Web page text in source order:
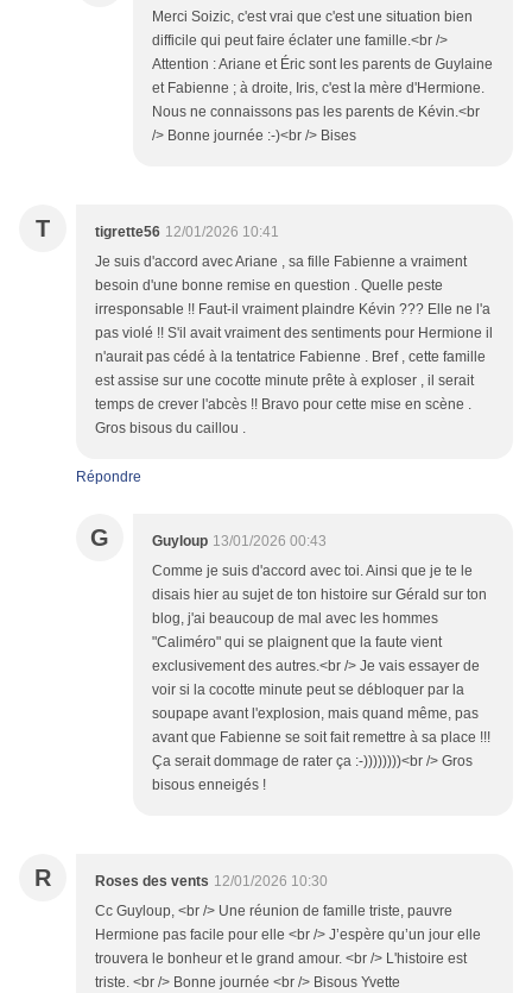
Merci Soizic, c'est vrai que c'est une situation bien
difficile qui peut faire éclater une famille.<br />
Attention : Ariane et Éric sont les parents de Guylaine
et Fabienne ; à droite, Iris, c'est la mère d'Hermione.
Nous ne connaissons pas les parents de Kévin.<br
/> Bonne journée :-)<br /> Bises
T tigrette56 12/01/2026 10:41
Je suis d'accord avec Ariane , sa fille Fabienne a vraiment
besoin d'une bonne remise en question . Quelle peste
irresponsable !! Faut-il vraiment plaindre Kévin ??? Elle ne l'a
pas violé !! S'il avait vraiment des sentiments pour Hermione il
n'aurait pas cédé à la tentatrice Fabienne . Bref , cette famille
est assise sur une cocotte minute prête à exploser , il serait
temps de crever l'abcès !! Bravo pour cette mise en scène .
Gros bisous du caillou .
Répondre
G Guyloup 13/01/2026 00:43
Comme je suis d'accord avec toi. Ainsi que je te le
disais hier au sujet de ton histoire sur Gérald sur ton
blog, j'ai beaucoup de mal avec les hommes
"Caliméro" qui se plaignent que la faute vient
exclusivement des autres.<br /> Je vais essayer de
voir si la cocotte minute peut se débloquer par la
soupape avant l'explosion, mais quand même, pas
avant que Fabienne se soit fait remettre à sa place !!!
Ça serait dommage de rater ça :-))))))))<br /> Gros
bisous enneigés !
R Roses des vents 12/01/2026 10:30
Cc Guyloup, <br /> Une réunion de famille triste, pauvre
Hermione pas facile pour elle <br /> J’espère qu’un jour elle
trouvera le bonheur et le grand amour. <br /> L'histoire est
triste. <br /> Bonne journée <br /> Bisous Yvette